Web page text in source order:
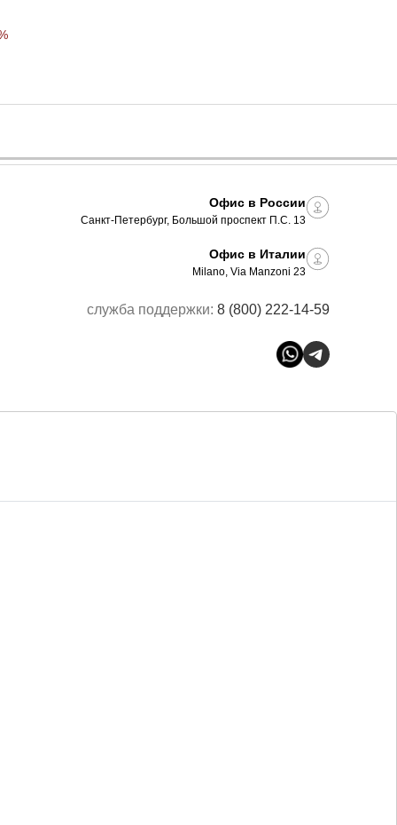
Офис в России
Санкт-Петербург, Большой проспект П.С. 13
Офис в Италии
Milano, Via Manzoni 23
служба поддержки: 8 (800) 222-14-59